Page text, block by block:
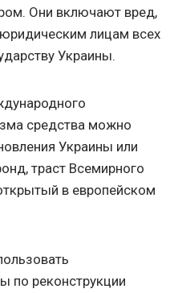
Они включают вред,
лицам всех
Украины.
средства можно
Украины или
траст Всемирного
в европейском
по реконструкции